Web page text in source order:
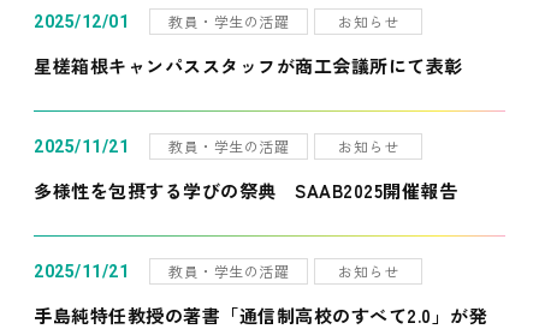
2025/12/01 教員・学生の活躍 お知らせ
星槎箱根キャンパススタッフが商工会議所にて表彰
2025/11/21 教員・学生の活躍 お知らせ
多様性を包摂する学びの祭典 SAAB2025開催報告
2025/11/21 教員・学生の活躍 お知らせ
手島純特任教授の著書「通信制高校のすべて2.0」が発